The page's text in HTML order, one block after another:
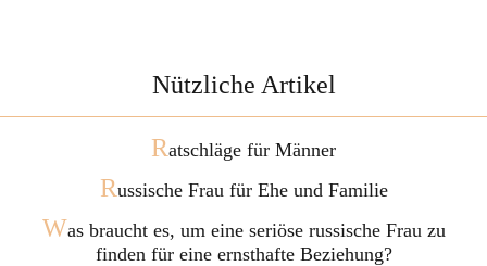
Nützliche Artikel
Ratschläge für Männer
Russische Frau für Ehe und Familie
Was braucht es, um eine seriöse russische Frau zu
finden für eine ernsthafte Beziehung?